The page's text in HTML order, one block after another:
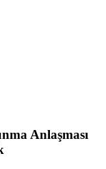
Anlaşması